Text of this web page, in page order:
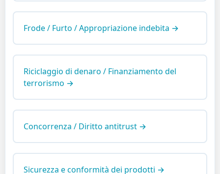
Frode / Furto / Appropriazione indebita →
Riciclaggio di denaro / Finanziamento del
terrorismo →
Concorrenza / Diritto antitrust →
Sicurezza e conformità dei prodotti →